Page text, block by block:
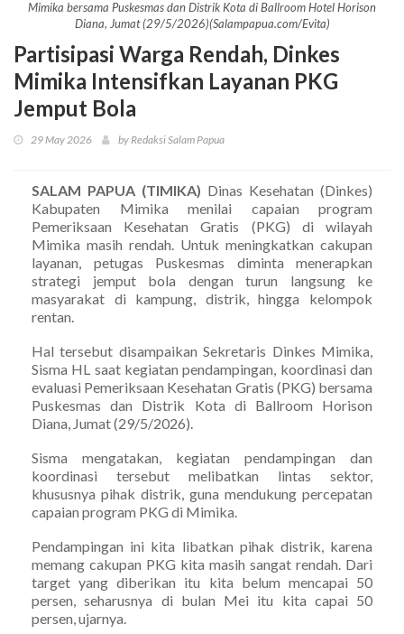
Mimika bersama Puskesmas dan Distrik Kota di Ballroom Hotel Horison
Diana, Jumat (29/5/2026)(Salampapua.com/Evita)
Partisipasi Warga Rendah, Dinkes
Mimika Intensifkan Layanan PKG
Jemput Bola
29 May 2026 by Redaksi Salam Papua
SALAM PAPUA (TIMIKA) Dinas Kesehatan (Dinkes)
Kabupaten Mimika menilai capaian program
Pemeriksaan Kesehatan Gratis (PKG) di wilayah
Mimika masih rendah. Untuk meningkatkan cakupan
layanan, petugas Puskesmas diminta menerapkan
strategi jemput bola dengan turun langsung ke
masyarakat di kampung, distrik, hingga kelompok
rentan.
Hal tersebut disampaikan Sekretaris Dinkes Mimika,
Sisma HL saat kegiatan pendampingan, koordinasi dan
evaluasi Pemeriksaan Kesehatan Gratis (PKG) bersama
Puskesmas dan Distrik Kota di Ballroom Horison
Diana, Jumat (29/5/2026).
Sisma mengatakan, kegiatan pendampingan dan
koordinasi tersebut melibatkan lintas sektor,
khususnya pihak distrik, guna mendukung percepatan
capaian program PKG di Mimika.
Pendampingan ini kita libatkan pihak distrik, karena
memang cakupan PKG kita masih sangat rendah. Dari
target yang diberikan itu kita belum mencapai 50
persen, seharusnya di bulan Mei itu kita capai 50
persen, ujarnya.